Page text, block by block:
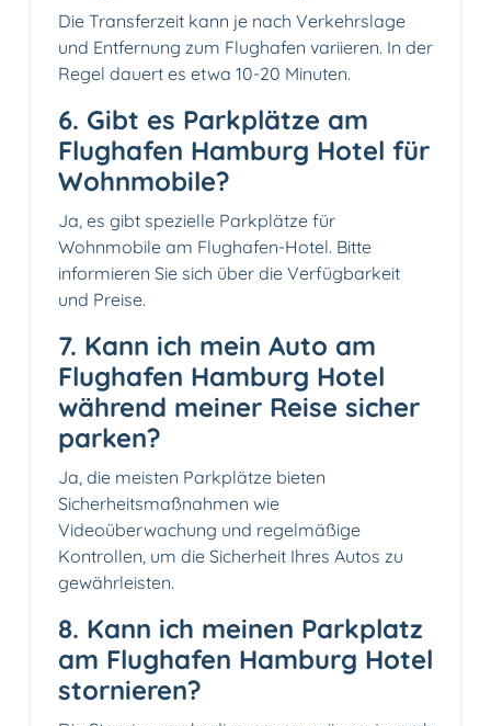
Die Transferzeit kann je nach Verkehrslage
und Entfernung zum Flughafen variieren. In der
Regel dauert es etwa 10-20 Minuten.
6. Gibt es Parkplätze am
Flughafen Hamburg Hotel für
Wohnmobile?
Ja, es gibt spezielle Parkplätze für
Wohnmobile am Flughafen-Hotel. Bitte
informieren Sie sich über die Verfügbarkeit
und Preise.
7. Kann ich mein Auto am
Flughafen Hamburg Hotel
während meiner Reise sicher
parken?
Ja, die meisten Parkplätze bieten
Sicherheitsmaßnahmen wie
Videoüberwachung und regelmäßige
Kontrollen, um die Sicherheit Ihres Autos zu
gewährleisten.
8. Kann ich meinen Parkplatz
am Flughafen Hamburg Hotel
stornieren?